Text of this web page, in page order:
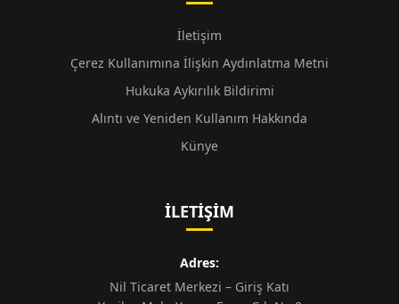
İletişim
Çerez Kullanımına İlişkin Aydınlatma Metni
Hukuka Aykırılık Bildirimi
Alıntı ve Yeniden Kullanım Hakkında
Künye
İLETIŞIM
Adres:
Nil Ticaret Merkezi – Giriş Katı